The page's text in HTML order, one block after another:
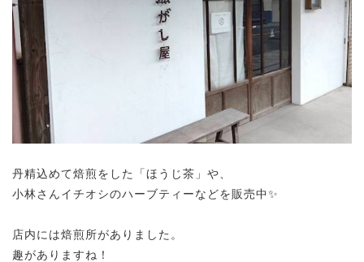
丹精込めて焙煎をした「ほうじ茶」や、
小林さんイチオシのハーブティーなどを販売中✨
店内には焙煎所がありました。
趣がありますね！